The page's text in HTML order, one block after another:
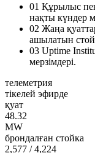
01 Құрылыс
нақты күндер
02 Жаңа
ашылатын
03 Uptime
мерзімдері.
телеметрия
тікелей эфирде
қуат
48.32
MW
брондалған стойка
2,577 / 4,224